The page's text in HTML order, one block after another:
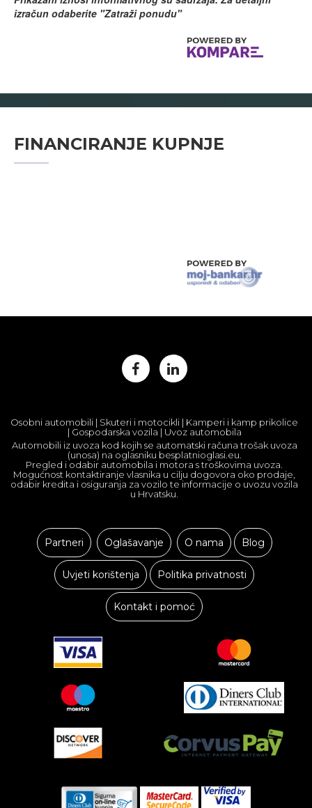
izračun odaberite "Zatraži ponudu"
FINANCIRANJE KUPNJE
Osobni automobili | Skuteri i motocikli | Kamperi i kamp prikolice
| Gospodarska vozila | Uvoz automobila
Automobili iz uvoza kod kojih se automatski računa trošak uvoza
(unosa) na oglasniku besplatnioglasi.eu.
Pregled i odabir automobila i motora s troškovima uvoza.
Mogućnost kontaktiranje vlasnika u cilju dogovora oko prodaje,
odabir kredita i osiguranja za vozilo te informacije o uvozu vozila
u Hrvatsku.
Partneri Oglašavanje O nama Blog
Uvjeti korištenja Politika privatnosti
Kontakt i pomoć